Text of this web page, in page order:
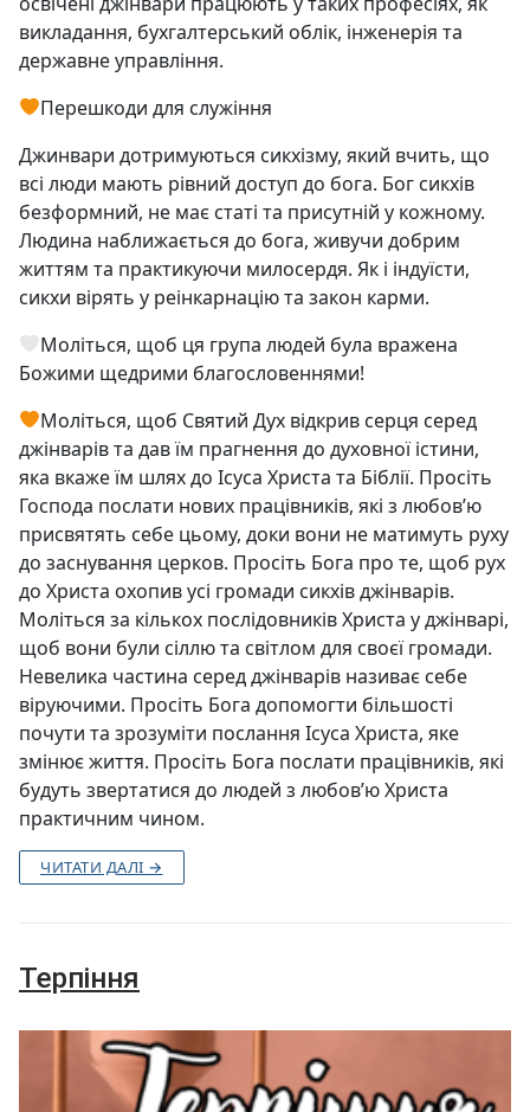
викладання, бухгалтерський облік, інженерія та
державне управління.
Перешкоди для служіння
Джинвари дотримуються сикхізму, який вчить, що
всі люди мають рівний доступ до бога. Бог сикхів
безформний, не має статі та присутній у кожному.
Людина наближається до бога, живучи добрим
життям та практикуючи милосердя. Як і індуїсти,
сикхи вірять у реінкарнацію та закон карми.
Моліться, щоб ця група людей була вражена
Божими щедрими благословеннями!
Моліться, щоб Святий Дух відкрив серця серед
джінварів та дав їм прагнення до духовної істини,
яка вкаже їм шлях до Ісуса Христа та Біблії. Просіть
Господа послати нових працівників, які з любов’ю
присвятять себе цьому, доки вони не матимуть руху
до заснування церков. Просіть Бога про те, щоб рух
до Христа охопив усі громади сикхів джінварів.
Моліться за кількох послідовників Христа у джінварі,
щоб вони були сіллю та світлом для своєї громади.
Невелика частина серед джінварів називає себе
віруючими. Просіть Бога допомогти більшості
почути та зрозуміти послання Ісуса Христа, яке
змінює життя. Просіть Бога послати працівників, які
будуть звертатися до людей з любов’ю Христа
практичним чином.
ЧИТАТИ ДАЛІ →
Терпіння